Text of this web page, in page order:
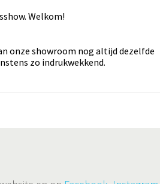
Welkom!
onze showroom nog altijd dezelfde
zo indrukwekkend.